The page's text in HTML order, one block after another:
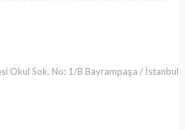
Okul Sok. No: 1/B Bayrampaşa / İstanbul